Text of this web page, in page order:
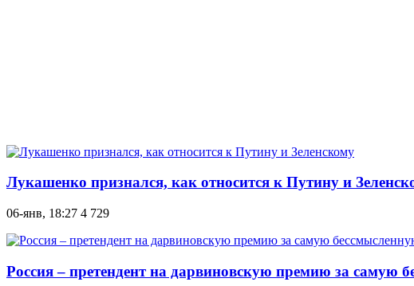
Лукашенко признался, как относится к Путину и
06-янв, 18:27 4 729
Россия – претендент на дарвиновскую премию за самую